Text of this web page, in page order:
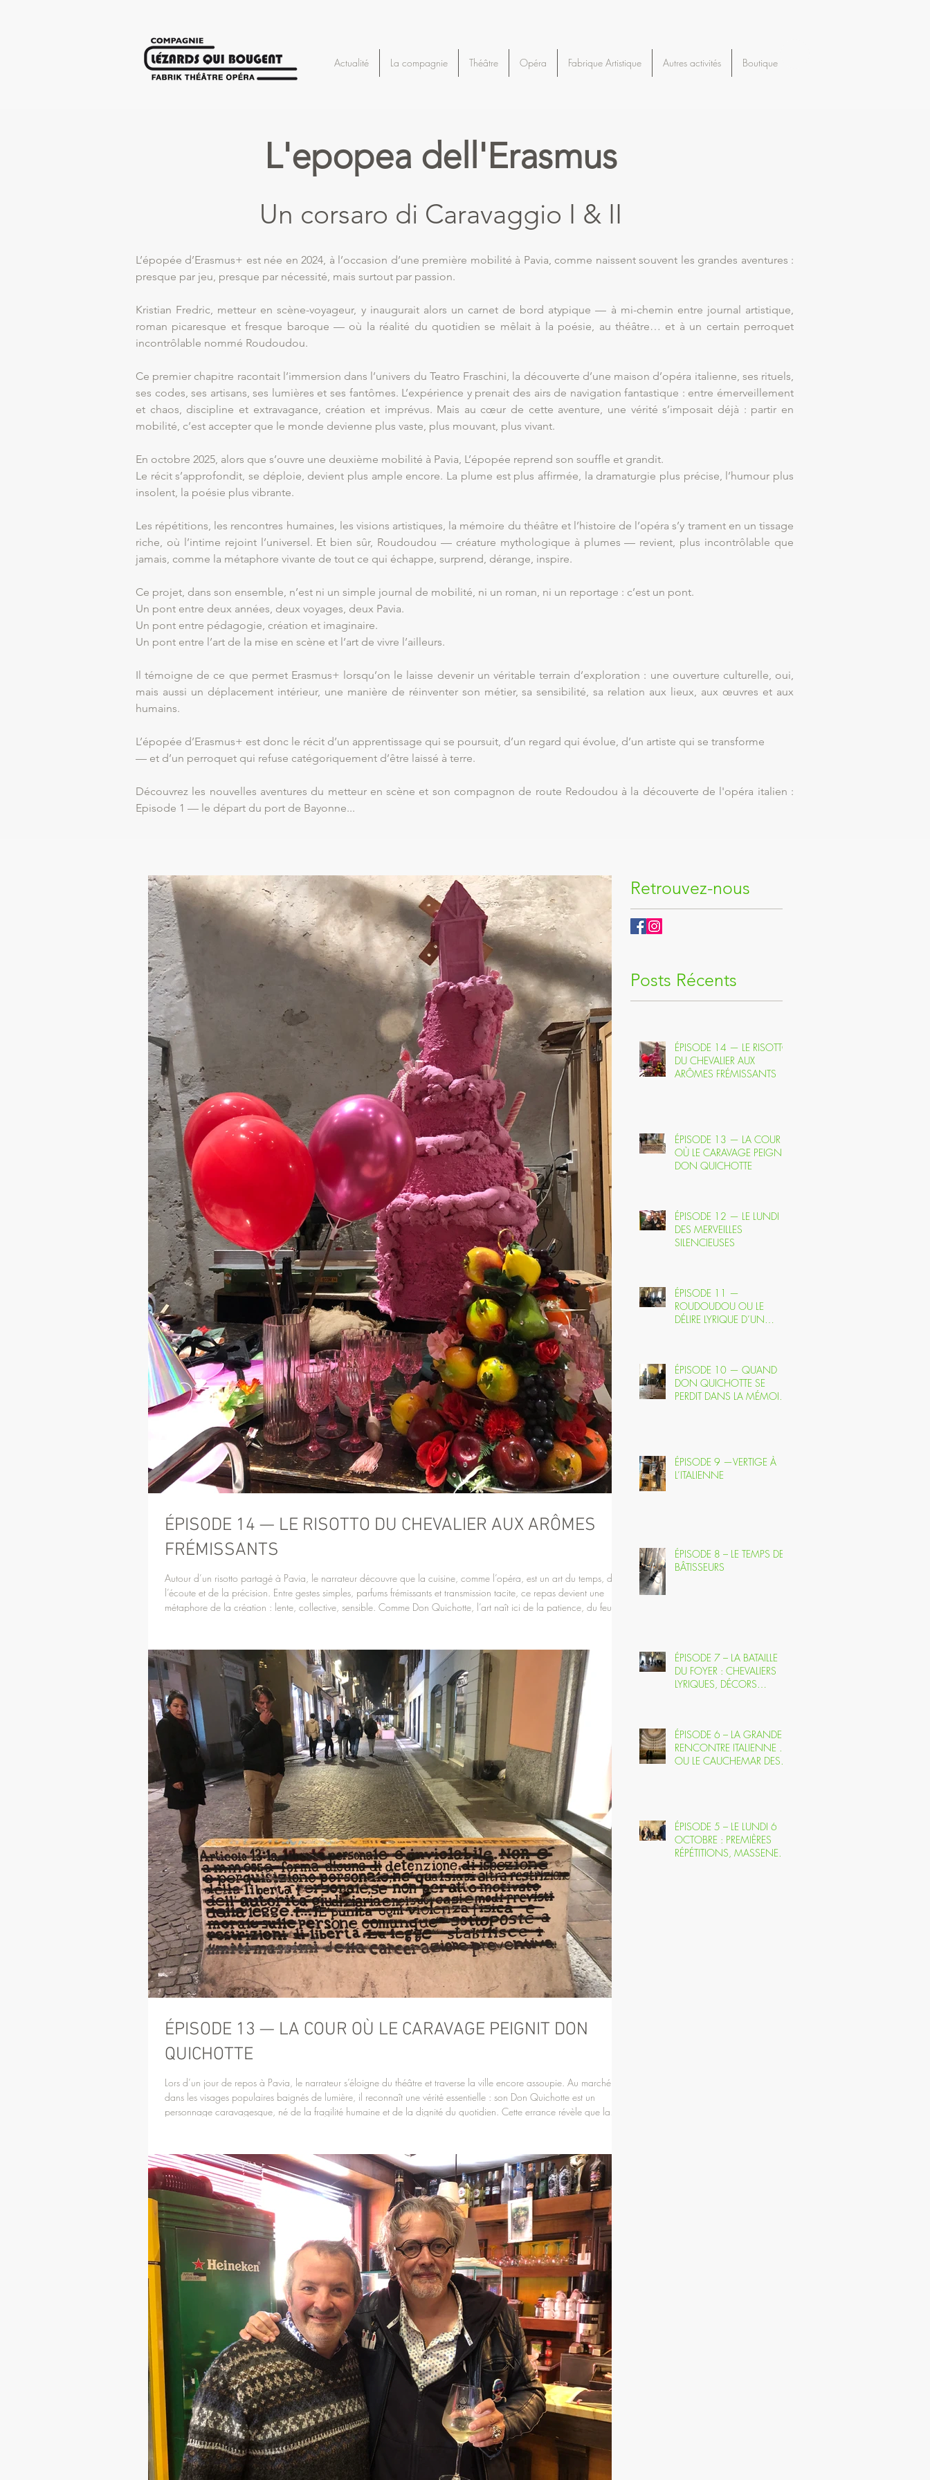
Actualité La compagnie Théâtre Opéra Fabrique Artistique Autres activités Boutique
L'epopea dell'Erasmus
Un corsaro di Caravaggio I & II
L’épopée d’Erasmus+ est née en 2024, à l’occasion d’une première mobilité à Pavia, comme naissent souvent les grandes aventures :
presque par jeu, presque par nécessité, mais surtout par passion.
Kristian Fredric, metteur en scène-voyageur, y inaugurait alors un carnet de bord atypique — à mi-chemin entre journal artistique,
roman picaresque et fresque baroque — où la réalité du quotidien se mêlait à la poésie, au théâtre… et à un certain perroquet
incontrôlable nommé Roudoudou.
Ce premier chapitre racontait l’immersion dans l’univers du Teatro Fraschini, la découverte d’une maison d’opéra italienne, ses rituels,
ses codes, ses artisans, ses lumières et ses fantômes. L’expérience y prenait des airs de navigation fantastique : entre émerveillement
et chaos, discipline et extravagance, création et imprévus. Mais au cœur de cette aventure, une vérité s’imposait déjà : partir en
mobilité, c’est accepter que le monde devienne plus vaste, plus mouvant, plus vivant.
En octobre 2025, alors que s’ouvre une deuxième mobilité à Pavia, L’épopée reprend son souffle et grandit.
Le récit s’approfondit, se déploie, devient plus ample encore. La plume est plus affirmée, la dramaturgie plus précise, l’humour plus
insolent, la poésie plus vibrante.
Les répétitions, les rencontres humaines, les visions artistiques, la mémoire du théâtre et l’histoire de l’opéra s’y trament en un tissage
riche, où l’intime rejoint l’universel. Et bien sûr, Roudoudou — créature mythologique à plumes — revient, plus incontrôlable que
jamais, comme la métaphore vivante de tout ce qui échappe, surprend, dérange, inspire.
Ce projet, dans son ensemble, n’est ni un simple journal de mobilité, ni un roman, ni un reportage : c’est un pont.
Un pont entre deux années, deux voyages, deux Pavia.
Un pont entre pédagogie, création et imaginaire.
Un pont entre l’art de la mise en scène et l’art de vivre l’ailleurs.
Il témoigne de ce que permet Erasmus+ lorsqu’on le laisse devenir un véritable terrain d’exploration : une ouverture culturelle, oui,
mais aussi un déplacement intérieur, une manière de réinventer son métier, sa sensibilité, sa relation aux lieux, aux œuvres et aux
humains.
L’épopée d’Erasmus+ est donc le récit d’un apprentissage qui se poursuit, d’un regard qui évolue, d’un artiste qui se transforme
— et d’un perroquet qui refuse catégoriquement d’être laissé à terre.
Découvrez les nouvelles aventures du metteur en scène et son compagnon de route Redoudou à la découverte de l'opéra italien :
Episode 1 — le départ du port de Bayonne...
ÉPISODE 14 — LE RISOTTO DU CHEVALIER AUX ARÔMES
FRÉMISSANTS
Autour d’un risotto partagé à Pavia, le narrateur découvre que la cuisine, comme l’opéra, est un art du temps, de
l’écoute et de la précision. Entre gestes simples, parfums frémissants et transmission tacite, ce repas devient une
métaphore de la création : lente, collective, sensible. Comme Don Quichotte, l’art naît ici de la patience, du feu
ÉPISODE 13 — LA COUR OÙ LE CARAVAGE PEIGNIT DON
QUICHOTTE
Lors d’un jour de repos à Pavia, le narrateur s’éloigne du théâtre et traverse la ville encore assoupie. Au marché,
dans les visages populaires baignés de lumière, il reconnaît une vérité essentielle : son Don Quichotte est un
personnage caravagesque, né de la fragilité humaine et de la dignité du quotidien. Cette errance révèle que la
Retrouvez-nous
Posts Récents
ÉPISODE 14 — LE RISOTTO
DU CHEVALIER AUX
ARÔMES FRÉMISSANTS
ÉPISODE 13 — LA COUR
OÙ LE CARAVAGE PEIGNIT
DON QUICHOTTE
ÉPISODE 12 — LE LUNDI
DES MERVEILLES
SILENCIEUSES
ÉPISODE 11 —
ROUDOUDOU OU LE
DÉLIRE LYRIQUE D’UN
ÉPISODE 10 — QUAND
DON QUICHOTTE SE
PERDIT DANS LA MÉMOIRE
ÉPISODE 9 —VERTIGE À
L’ITALIENNE
ÉPISODE 8 – LE TEMPS DES
BÂTISSEURS
ÉPISODE 7 – LA BATAILLE
DU FOYER : CHEVALIERS
LYRIQUES, DÉCORS
ÉPISODE 6 – LA GRANDE
RENCONTRE ITALIENNE …
OU LE CAUCHEMAR DES
ÉPISODE 5 – LE LUNDI 6
OCTOBRE : PREMIÈRES
RÉPÉTITIONS, MASSENET